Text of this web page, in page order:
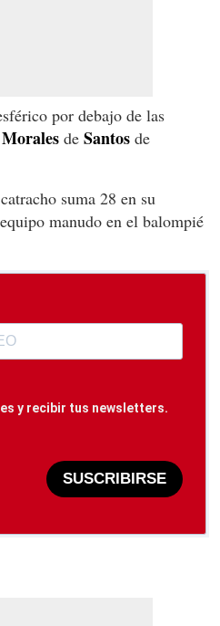
por debajo de las
Morales de Santos de
suma 28 en su
manudo en el balompié
y recibir tus newsletters.
SUSCRIBIRSE